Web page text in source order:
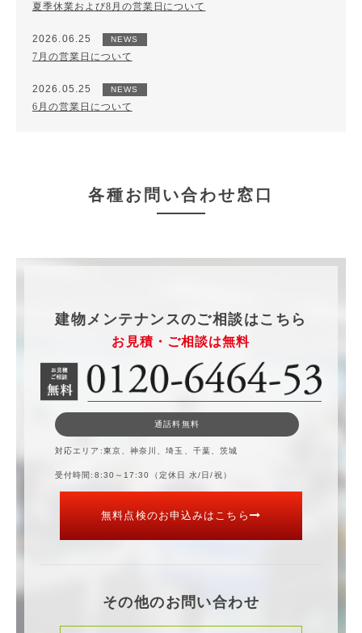
夏季休業および8月の営業日について
2026.06.25 NEWS
7月の営業日について
2026.05.25 NEWS
6月の営業日について
各種お問い合わせ窓口
建物メンテナンスのご相談はこちら
お見積・ご相談は無料
通話料無料
対応エリア 東京、神奈川、埼玉、千葉、茨城
受付時間 8:30～17:30（定休日 水/日/祝）
無料点検のお申込みはこちら
その他のお問い合わせ